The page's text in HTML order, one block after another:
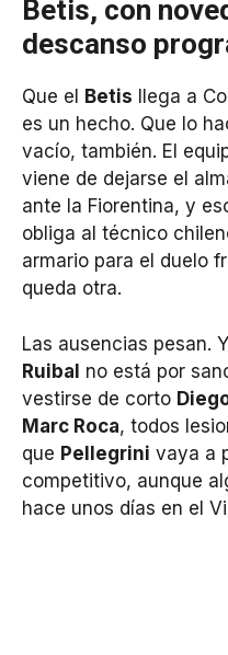
Betis, con
descanso
Que el Betis llega a
es un hecho. Que lo
vacío, también. El
viene de dejarse el
ante la Fiorentina, y
obliga al técnico
armario para el duelo
queda otra.
Las ausencias pesan.
Ruibal no está por
vestirse de corto
Marc Roca, todos
que Pellegrini vaya a
competitivo, aunque
hace unos días en el